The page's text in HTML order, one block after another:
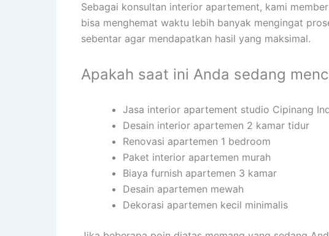
Sebagai konsultan interior apartement, kami
bisa menghemat waktu lebih banyak mengingat
sebentar agar mendapatkan hasil yang maksimal.
Apakah saat ini Anda sedang
Jasa interior apartement studio Cipinang
Desain interior apartemen 2 kamar tidur
Renovasi apartemen 1 bedroom
Paket interior apartemen murah
Biaya furnish apartemen 3 kamar
Desain apartemen mewah
Dekorasi apartemen kecil minimalis